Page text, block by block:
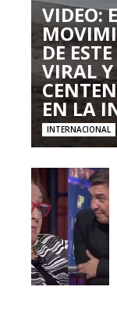
VIDEO:
DE
VIRAL
EN LA
INTERNACIONAL